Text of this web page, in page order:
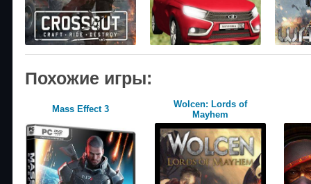
Похожие игры:
Mass Effect 3
Wolcen: Lords of
Mayhem